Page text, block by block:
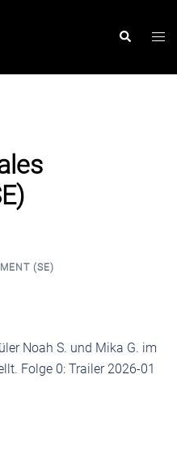
Suchen
(SE)
Noah S. und Mika G. im
Folge 0: Trailer 2026-01